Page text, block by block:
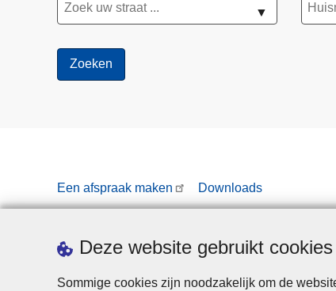
Deze website gebruikt cookies
Sommige cookies zijn noodzakelijk om de
▼
Een afspraak maken Downloads